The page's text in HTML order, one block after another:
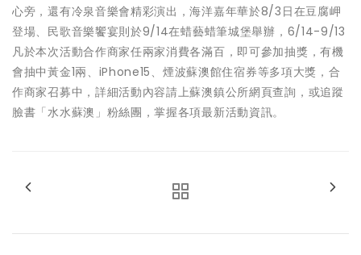
心旁，還有冷泉音樂會精彩演出，海洋嘉年華於8/3日在豆腐岬
登場、民歌音樂饗宴則於9/14在蜡藝蜡筆城堡舉辦，6/14-9/13
凡於本次活動合作商家任兩家消費各滿百，即可參加抽獎，有機
會抽中黃金1兩、iPhone15、煙波蘇澳館住宿券等多項大獎，合
作商家召募中，詳細活動內容請上蘇澳鎮公所網頁查詢，或追蹤
臉書「水水蘇澳」粉絲團，掌握各項最新活動資訊。